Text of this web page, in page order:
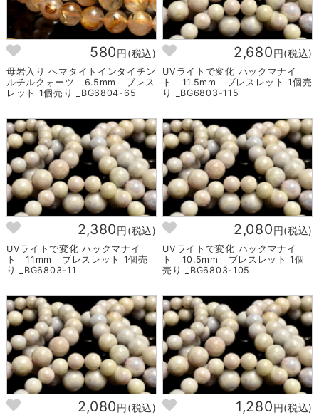
580円(税込)
母岩入り ヘマタイトインタイチン
ルチルクォーツ 6.5mm ブレス
レット 1個売り _BG6804-65
2,680円(税込)
UVライトで変化 ハックマナイ
ト 11.5mm ブレスレット 1個売
り _BG6803-115
2,380円(税込)
UVライトで変化 ハックマナイ
ト 11mm ブレスレット 1個売
り _BG6803-11
2,080円(税込)
UVライトで変化 ハックマナイ
ト 10.5mm ブレスレット 1個
売り _BG6803-105
2,080円(税込) 1,280円(税込)